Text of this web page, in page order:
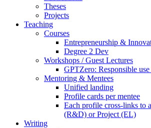
Theses
Projects
Teaching
Courses
Entrepreneurship &
Degree 2 Dev
Workshops / Guest Lectures
GPTZero: Responsible
Mentoring & Mentees
Unified landing
Profile cards per mentee
Each profile cross-links to
(R&D) or Project (EL)
Writing